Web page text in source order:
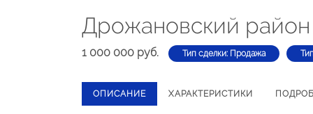
Дрожановский район
1 000 000 руб. Тип сделки: Продажа
ОПИСАНИЕ ХАРАКТЕРИСТИКИ